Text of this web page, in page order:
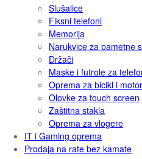
Slušalice
Fiksni telefoni
Memorija
Narukvice za pametne
Držači
Maske i futrole za
Oprema za bicikl i motor
Olovke za touch screen
Zaštitna stakla
Oprema za vlogere
IT i Gaming oprema
Prodaja na rate bez kamate